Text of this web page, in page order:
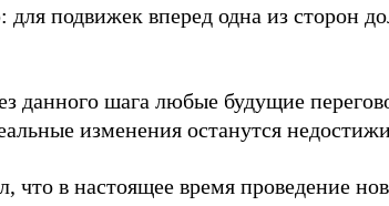
подвижек вперед одна из сторон
данного шага любые будущие
изменения останутся
что в настоящее время проведение